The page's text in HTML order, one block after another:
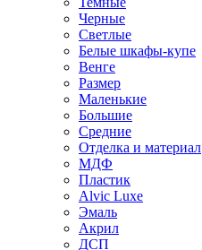
Черные
Светлые
Белые шкафы-купе
Венге
Размер
Маленькие
Большие
Средние
Отделка и материал
МДФ
Пластик
Alvic Luxe
Эмаль
Акрил
ДСП